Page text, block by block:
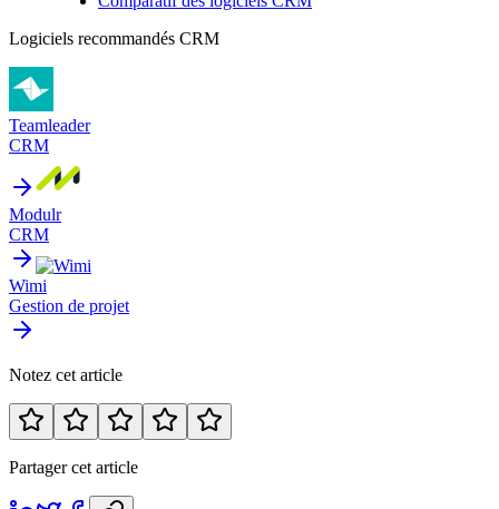
Logiciels recommandés CRM
Teamleader
CRM
Modulr
CRM
Wimi
Gestion de projet
Notez cet article
Partager cet article